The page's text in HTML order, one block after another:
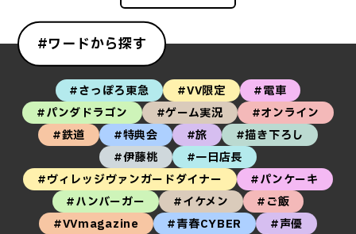
#ワードから探す
#さっぽろ東急 #VV限定
#電車
#パンダドラゴン
#ゲーム実況
#オンライン
#鉄道
#特典会 #旅
#描き下ろし
#伊藤桃
#一日店長
#ヴィレッジヴァンガードダイナー
#パンケーキ
#ハンバーガー
#イケメン
#ご飯
#VVmagazine
#青春CYBER
#声優